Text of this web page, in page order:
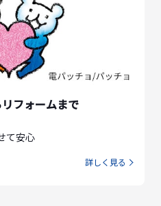
フォームまで
て安心
詳しく見る